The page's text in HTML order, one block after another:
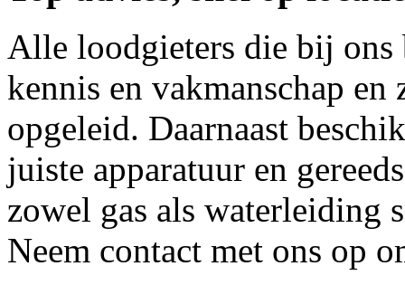
Alle loodgieters die bij
kennis en vakmanschap
opgeleid. Daarnaast
juiste apparatuur en
zowel gas als waterleiding
Neem contact met ons op